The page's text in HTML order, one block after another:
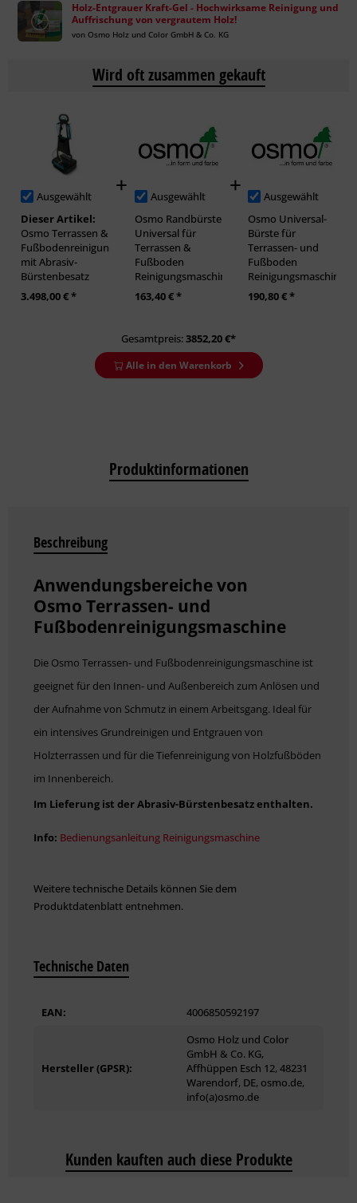
Holz-Entgrauer Kraft-Gel - Hochwirksame Reinigung und
Auffrischung von vergrautem Holz!
von Osmo Holz und Color GmbH & Co. KG
Wird oft zusammen gekauft
Ausgewählt
Dieser Artikel:
Osmo Terrassen &
Fußbodenreinigungsmaschine
mit Abrasiv-
Bürstenbesatz
3.498,00 € *
Ausgewählt
Osmo Randbürste
Universal für
Terrassen &
Fußboden
Reinigungsmaschine
163,40 € *
Ausgewählt
Osmo Universal-
Bürste für
Terrassen- und
Fußboden
Reinigungsmaschine
190,80 € *
Gesamtpreis:3852,20€*
Alle in den Warenkorb
Produktinformationen
Beschreibung
Anwendungsbereiche von
Osmo Terrassen- und
Fußbodenreinigungsmaschine
Die Osmo Terrassen- und Fußbodenreinigungsmaschine ist
geeignet für den Innen- und Außenbereich zum Anlösen und
der Aufnahme von Schmutz in einem Arbeitsgang. Ideal für
ein intensives Grundreinigen und Entgrauen von
Holzterrassen und für die Tiefenreinigung von Holzfußböden
im Innenbereich.
Im Lieferung ist der Abrasiv-Bürstenbesatz enthalten.
Info: Bedienungsanleitung Reinigungsmaschine
Weitere technische Details können Sie dem
Produktdatenblatt entnehmen.
Technische Daten
EAN: 4006850592197
Hersteller (GPSR):
Osmo Holz und Color
GmbH & Co. KG,
Affhüppen Esch 12, 48231
Warendorf, DE, osmo.de,
info(a)osmo.de
Kunden kauften auch diese Produkte